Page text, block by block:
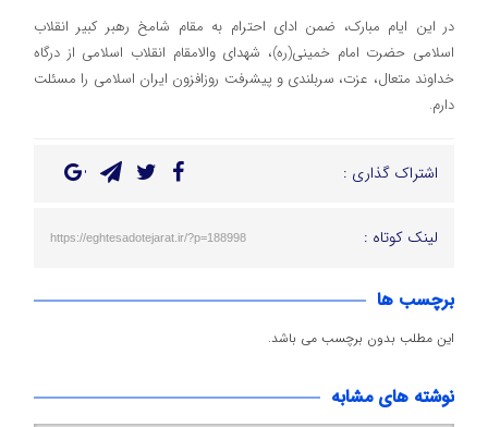
در این ایام مبارک، ضمن ادای احترام به مقام شامخ رهبر کبیر انقلاب
اسلامی حضرت امام خمینی(ره)، شهدای والامقام انقلاب اسلامی از درگاه
خداوند متعال، عزت، سربلندی و پیشرفت روزافزون ایران اسلامی را مسئلت
دارم.
اشتراک گذاری :
لینک کوتاه : https://eghtesadotejarat.ir/?p=188998
برچسب ها
این مطلب بدون برچسب می باشد.
نوشته های مشابه